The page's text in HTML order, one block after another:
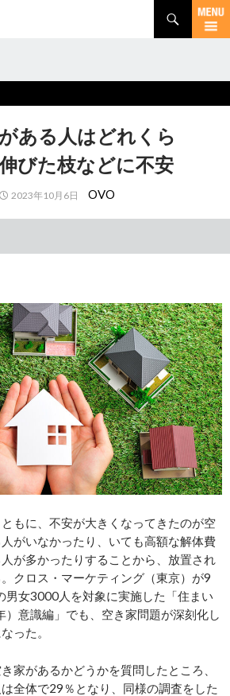
ある人はどれくら
びた枝などに不安
2023年10月6日 OVO
もに、不安が大きくなってきたのが空
がいなかったり、いても高額な解体費
が多かったりすることから、放置され
クロス・マーケティング（東京）が9
男女3000人を対象に実施した「住まい
意識編」でも、空き家問題が深刻化し
った。
家があるかどうかを質問したところ、
は全体で29％となり、同様の調査をした